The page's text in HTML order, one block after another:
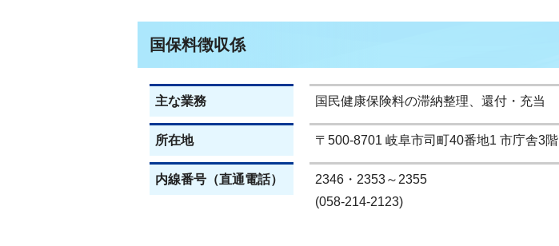
国保料徴収係
主な業務 国民健康保険料の滞納整理、還付・充当
所在地 〒500-8701 岐阜市司町40番地1 市庁舎3階
内線番号（直通電話）
2346・2353～2355
(058-214-2123)